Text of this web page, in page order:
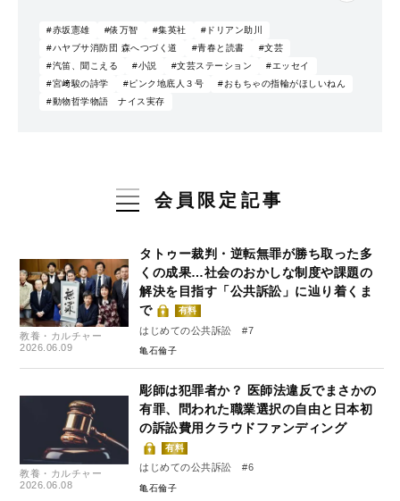
#赤坂憲雄 #俵万智 #集英社
#ドリアン助川
#ハヤブサ消防団 森へつづく道
#青春と読書
#文芸
#汽笛、聞こえる
#小説 #文芸ステーション
#エッセイ
#宮﨑駿の詩学
#ピンク地底人３号
#おもちゃの指輪がほしいねん
#動物哲学物語 ナイス実存
会員限定記事
教養・カルチャー
2026.06.09
タトゥー裁判・逆転無罪が勝ち取った多
くの成果…社会のおかしな制度や課題の
解決を目指す「公共訴訟」に辿り着くま
で
有料
はじめての公共訴訟 #7
亀石倫子
教養・カルチャー
2026.06.08
彫師は犯罪者か？ 医師法違反でまさかの
有罪、問われた職業選択の自由と日本初
の訴訟費用クラウドファンディング
有料
はじめての公共訴訟 #6
亀石倫子